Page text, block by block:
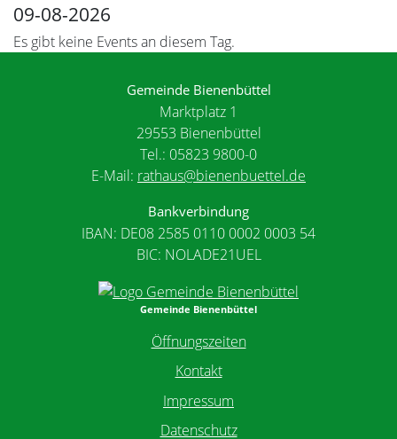
09-08-2026
Es gibt keine Events an diesem Tag.
Gemeinde Bienenbüttel
Marktplatz 1
29553 Bienenbüttel
Tel.: 05823 9800-0
E-Mail: rathaus@bienenbuettel.de
Bankverbindung
IBAN: DE08 2585 0110 0002 0003 54
BIC: NOLADE21UEL
Gemeinde Bienenbüttel
Öffnungszeiten
Kontakt
Impressum
Datenschutz